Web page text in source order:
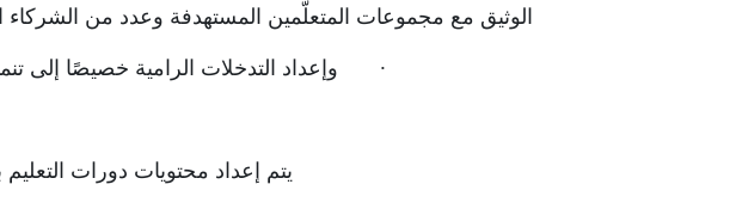
الوثيق مع مجموعات المتعلّمين المستهدفة وعدد من الشركاء
· وإعداد التدخلات الرامية خصيصًا إلى
يتم إعداد محتويات دورات